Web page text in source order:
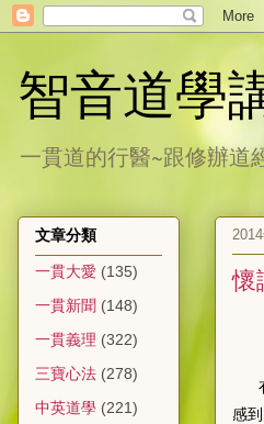
智音道學
一貫道的行醫~跟修辦道
懷
有
感
文章分類
一貫大愛 (135)
一貫新聞 (148)
一貫義理 (322)
三寶心法 (278)
中英道學 (221)